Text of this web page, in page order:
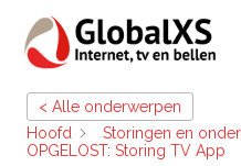
< Alle onderwerpen
Hoofd
Storingen en
OPGELOST: Storing TV App